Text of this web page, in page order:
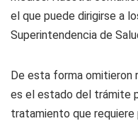
el que puede dirigirse a
Superintendencia de
De esta forma omitieron
es el estado del trámite
tratamiento que requiere